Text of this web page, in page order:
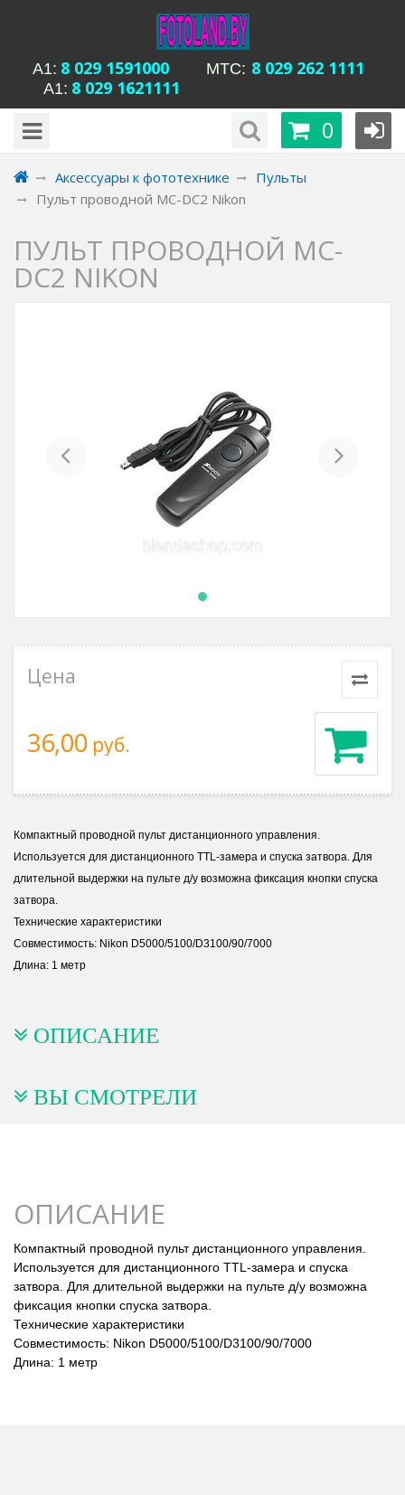
А1: 8 029 1591000 MTC: 8 029 262 1111
А1: 8 029 1621111
Время работы магазина Уманская 54:будни с 15-00 до
20-00, сб с 13-00 до 18-00, вс вых
0
Аксессуары к фототехнике
Пульты
Пульт проводной MC-DC2 Nikon
ПУЛЬТ ПРОВОДНОЙ MC-
DC2 NIKON
Цена
36,00 руб.
Компактный проводной пульт дистанционного управления.
Используется для дистанционного TTL-замера и спуска затвора. Для
длительной выдержки на пульте д/у возможна фиксация кнопки спуска
затвора.
Технические характеристики
Совместимость: Nikon D5000/5100/D3100/90/7000
Длина: 1 метр
ОПИСАНИЕ
ВЫ СМОТРЕЛИ
ОПИСАНИЕ
Компактный проводной пульт дистанционного управления.
Используется для дистанционного TTL-замера и спуска
затвора. Для длительной выдержки на пульте д/у возможна
фиксация кнопки спуска затвора.
Технические характеристики
Совместимость: Nikon D5000/5100/D3100/90/7000
Длина: 1 метр